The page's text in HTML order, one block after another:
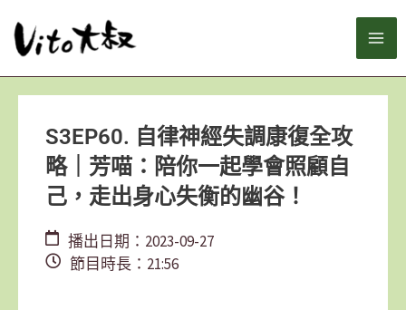
至
要
S3EP60. 自律神經失調康復全攻
略｜芳喵：陪你一起學會照顧自
己，走出身心失衡的幽谷！
播出日期：2023-09-27
節目時長：21:56